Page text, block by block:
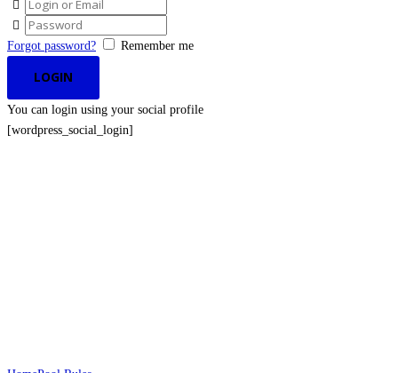
Forgot password? Remember me
You can login using your social profile
[wordpress_social_login]